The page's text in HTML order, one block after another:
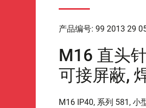
产品编号: 99 2013 29
M16 直头
可接屏蔽,
M16 IP40, 系列 581, 小